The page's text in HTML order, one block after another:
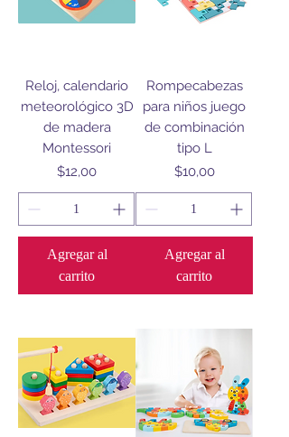
Reloj, calendario
meteorológico 3D
de madera
Montessori
Precio
$12,00
Agregar al
carrito
Rompecabezas
para niños juego
de combinación
tipo L
Precio
$10,00
Agregar al
carrito